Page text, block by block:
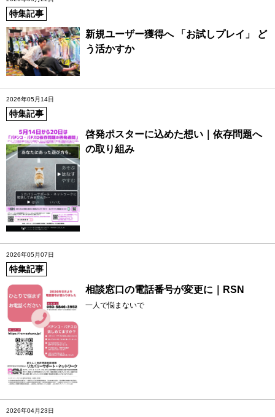
特集記事
新規ユーザー獲得へ 「お試しプレイ」 ど
う活かすか
2026年05月14日
特集記事
啓発ポスターに込めた想い｜依存問題へ
の取り組み
2026年05月07日
特集記事
相談窓口の電話番号が変更に｜RSN
一人で悩まないで
2026年04月23日